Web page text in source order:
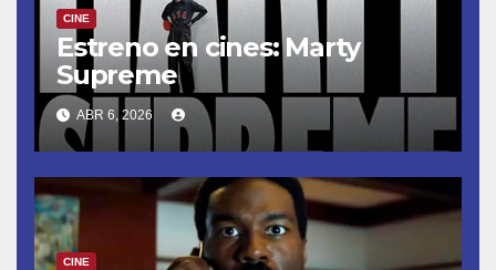
CINE
Estreno en cines: Marty
Supreme
ABR 6, 2026
CINE